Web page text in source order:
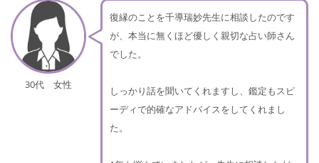
30代 女性
復縁のことを千導瑞妙先生に相談したのです
が、本当に無くほど優しく親切な占い師さん
でした。
しっかり話を聞いてくれますし、鑑定もスピ
ーディで的確なアドバイスをしてくれまし
た。